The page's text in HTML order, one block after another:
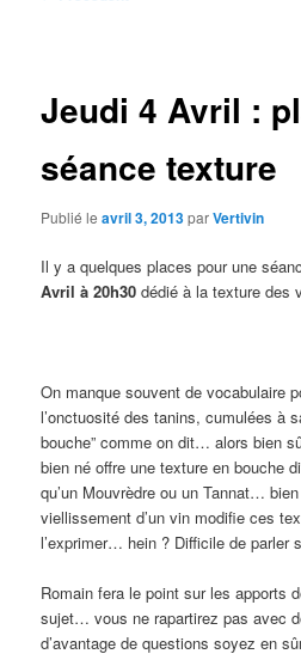
Jeudi 4 Avril :
séance texture
Publié leavril 3, 2013parVertivin
Il y a quelques places pour une
Avril à 20h30 dédié à la texture des
On manque souvent de vocabulaire
l’onctuosité des tanins, cumulées à
bouche” comme on dit… alors bien
bien né offre une texture en bouche
qu’un Mouvrèdre ou un Tannat…
viellissement d’un vin modifie ces
l’exprimer… hein ? Difficile de parler
Romain fera le point sur les apports
sujet… vous ne rapartirez pas avec
d’avantage de questions soyez en